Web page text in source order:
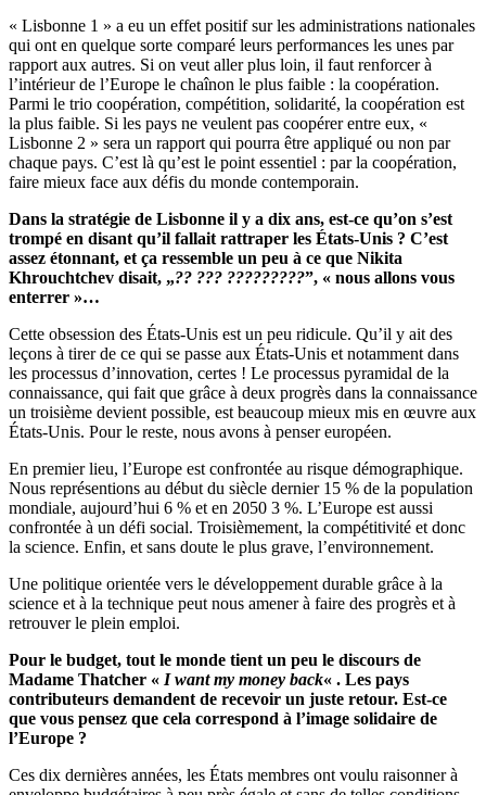
« Lisbonne 1 » a eu un effet positif sur les administrations nationales
qui ont en quelque sorte comparé leurs performances les unes par
rapport aux autres. Si on veut aller plus loin, il faut renforcer à
l’intérieur de l’Europe le chaînon le plus faible : la coopération.
Parmi le trio coopération, compétition, solidarité, la coopération est
la plus faible. Si les pays ne veulent pas coopérer entre eux, «
Lisbonne 2 » sera un rapport qui pourra être appliqué ou non par
chaque pays. C’est là qu’est le point essentiel : par la coopération,
faire mieux face aux défis du monde contemporain.
Dans la stratégie de Lisbonne il y a dix ans, est-ce qu’on s’est
trompé en disant qu’il fallait rattraper les États-Unis ? C’est
assez étonnant, et ça ressemble un peu à ce que Nikita
Khrouchtchev disait, „?? ??? ?????????”, « nous allons vous
enterrer »…
Cette obsession des États-Unis est un peu ridicule. Qu’il y ait des
leçons à tirer de ce qui se passe aux États-Unis et notamment dans
les processus d’innovation, certes ! Le processus pyramidal de la
connaissance, qui fait que grâce à deux progrès dans la connaissance
un troisième devient possible, est beaucoup mieux mis en œuvre aux
États-Unis. Pour le reste, nous avons à penser européen.
En premier lieu, l’Europe est confrontée au risque démographique.
Nous représentions au début du siècle dernier 15 % de la population
mondiale, aujourd’hui 6 % et en 2050 3 %. L’Europe est aussi
confrontée à un défi social. Troisièmement, la compétitivité et donc
la science. Enfin, et sans doute le plus grave, l’environnement.
Une politique orientée vers le développement durable grâce à la
science et à la technique peut nous amener à faire des progrès et à
retrouver le plein emploi.
Pour le budget, tout le monde tient un peu le discours de
Madame Thatcher « I want my money back« . Les pays
contributeurs demandent de recevoir un juste retour. Est-ce
que vous pensez que cela correspond à l’image solidaire de
l’Europe ?
Ces dix dernières années, les États membres ont voulu raisonner à